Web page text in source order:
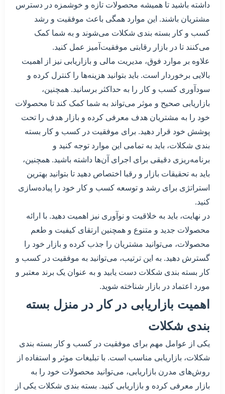
داشته باشید تا همیشه محصولات تازه و خوشمزه در دسترس
مشتریان باشند. این موارد همگی باعث موفقیت و رشد
کسب و کار بسته بندی شکلات می‌شوند و به شما کمک
می‌کنند تا در بازار رقابتی موفقیت‌آمیز عمل کنید.
علاوه بر موارد فوق، مدیریت مالی و بازاریابی نیز از اهمیت
بالایی برخوردار است. باید بتوانید هزینه‌ها را کنترل کرده و
سودآوری کسب و کار را به حداکثر برسانید. همچنین،
بازاریابی صحیح و موثر می‌تواند به شما کمک کند تا محصولات
خود را به مشتریان هدف معرفی کرده و بازار هدف را تحت
پوشش خود قرار دهید. برای موفقیت در کسب و کار بسته
بندی شکلات، باید به تمامی این موارد توجه کنید و
برنامه‌ریزی دقیقی برای اجرای آن‌ها داشته باشید. همچنین،
باید به تحقیقات بازار و رقبا اختصاص دهید تا بتوانید بهترین
استراتژی برای رشد و توسعه کسب و کار خود را پیاده‌سازی
کنید.
در نهایت، باید به خلاقیت و نوآوری نیز اهمیت دهید. با ارائه
محصولات جدید و متنوع و همچنین ارتقای کیفیت و طعم
محصولات، می‌توانید مشتریان را جذب کرده و بازار خود را
گسترش دهید. به این ترتیب، می‌توانید به موفقیت در کسب و
کار بسته بندی شکلات دست یابید و به عنوان یک برند معتبر و
مورد اعتماد در بازار شناخته شوید.
اهمیت بازاریابی در کار در منزل بسته
بندی شکلات
یکی از عوامل مهم برای موفقیت در کسب و کار بسته بندی
شکلات، بازاریابی مناسب است. با تبلیغات موثر و استفاده از
روش‌های مدرن بازاریابی، می‌توانید محصولات خود را به
بازار معرفی کرده و بازاریابی کنید. بسته بندی شکلات یکی از